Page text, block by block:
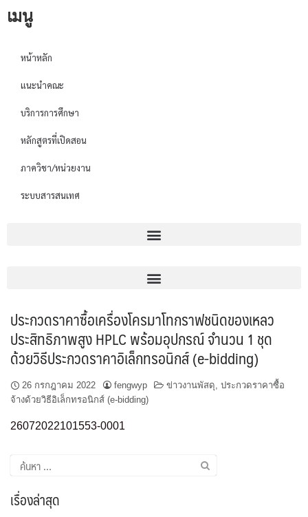
เมนู
หน้าหลัก
แนะนำคณะ
บริการการศึกษา
หลักสูตรที่เปิดสอน
ภาควิชา/หน่วยงาน
ระบบสารสนเทศ
ประกวดราคาซื้อเครื่องโครมาโทกราฟชนิดของเหลว
ประสิทธิภาพสูง HPLC พร้อมอุปกรณ์ จำนวน 1 ชุด
ด้วยวิธีประกวดราคาอิเล็กทรอนิกส์ (e-bidding)
26 กรกฎาคม 2022 fengwyp ข่าวงานพัสดุ, ประกวดราคาซื้อ
จ้างด้วยวิธีอิเล็กทรอนิกส์ (e-bidding)
26072022101553-0001
เรื่องล่าสุด